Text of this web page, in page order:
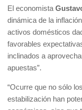
El economista
dinámica de la
activos domésticos
favorables
inclinados a
apuestas”.
“Ocurre que no sólo
estabilización han